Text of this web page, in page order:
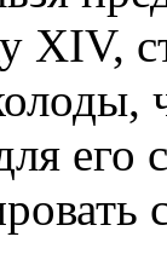
его